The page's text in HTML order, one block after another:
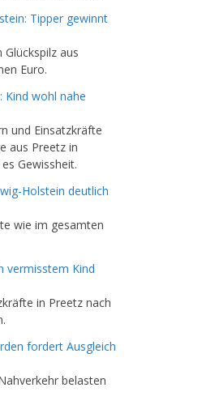
Tipper gewinnt
Glückspilz aus
Euro.
Kind wohl nahe
und Einsatzkräfte
aus Preetz in
Gewissheit.
Holstein deutlich
wie im gesamten
vermisstem Kind
in Preetz nach
fordert Ausgleich
belasten